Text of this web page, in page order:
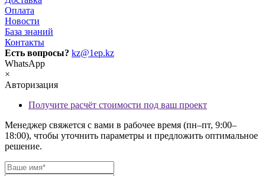
Оплата
Новости
База знаний
Контакты
Есть вопросы? kz@1ep.kz
WhatsApp
×
Авторизация
Получите расчёт стоимости под ваш проект
Менеджер свяжется с вами в рабочее время (пн–пт, 9:00–
18:00), чтобы уточнить параметры и предложить оптимальное
решение.